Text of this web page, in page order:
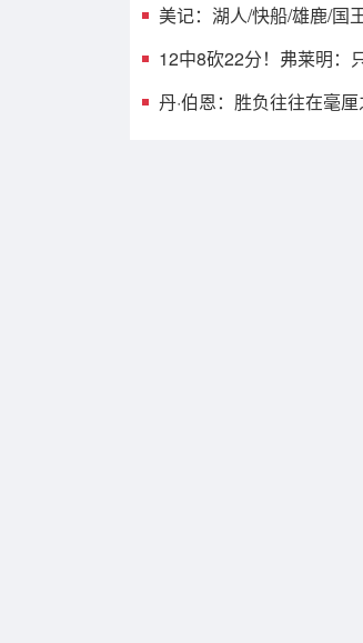
美记：湖人/快船/雄鹿/国
12中8砍22分！弗莱明：
丹·伯恩：胜负往往在毫